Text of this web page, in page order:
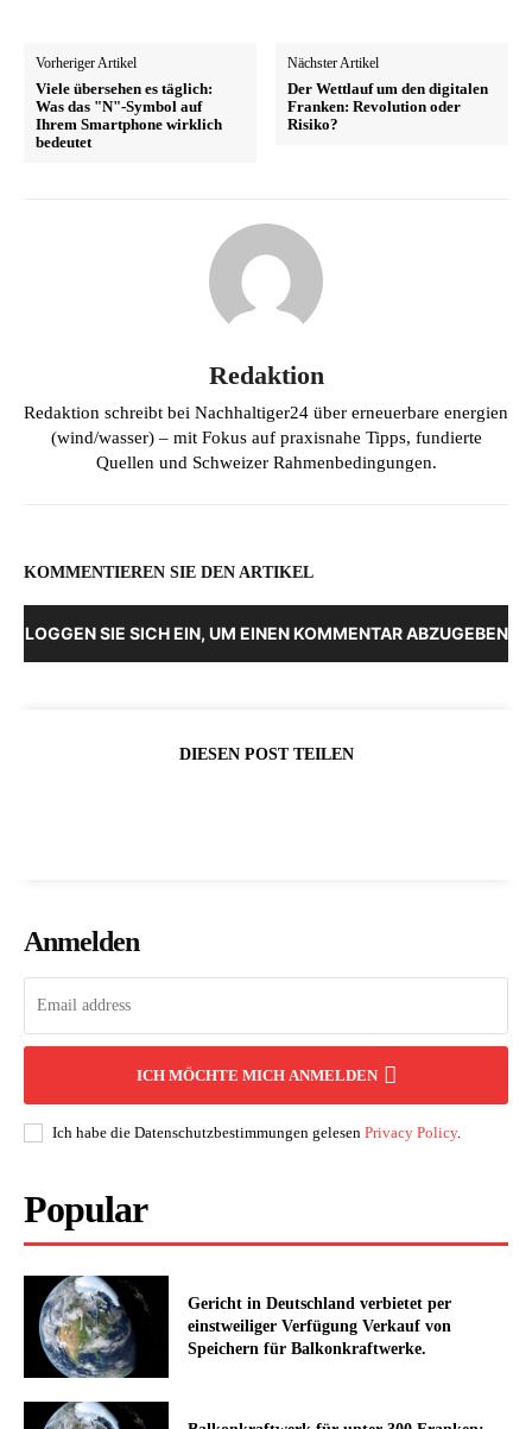
Vorheriger Artikel
Viele übersehen es täglich:
Was das "N"-Symbol auf
Ihrem Smartphone wirklich
bedeutet
Nächster Artikel
Der Wettlauf um den digitalen
Franken: Revolution oder
Risiko?
Redaktion
Redaktion schreibt bei Nachhaltiger24 über erneuerbare energien
(wind/wasser) – mit Fokus auf praxisnahe Tipps, fundierte
Quellen und Schweizer Rahmenbedingungen.
KOMMENTIEREN SIE DEN ARTIKEL
LOGGEN SIE SICH EIN, UM EINEN KOMMENTAR ABZUGEBEN
DIESEN POST TEILEN
Anmelden
ICH MÖCHTE MICH ANMELDEN
Ich habe die Datenschutzbestimmungen gelesen Privacy Policy.
Popular
Gericht in Deutschland verbietet per
einstweiliger Verfügung Verkauf von
Speichern für Balkonkraftwerke.